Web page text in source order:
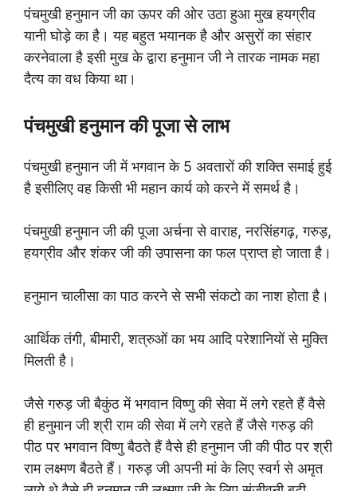
पंचमुखी हनुमान जी का ऊपर की ओर उठा हुआ मुख हयग्रीव
यानी घोड़े का है। यह बहुत भयानक है और असुरों का संहार
करनेवाला है इसी मुख के द्वारा हनुमान जी ने तारक नामक महा
दैत्य का वध किया था।
पंचमुखी हनुमान की पूजा से लाभ
पंचमुखी हनुमान जी में भगवान के 5 अवतारों की शक्ति समाई हुई
है इसीलिए वह किसी भी महान कार्य को करने में समर्थ है।
पंचमुखी हनुमान जी की पूजा अर्चना से वाराह, नरसिंहगढ़, गरुड़,
हयग्रीव और शंकर जी की उपासना का फल प्राप्त हो जाता है।
हनुमान चालीसा का पाठ करने से सभी संकटो का नाश होता है।
आर्थिक तंगी, बीमारी, शत्रुओं का भय आदि परेशानियों से मुक्ति
मिलती है।
जैसे गरुड़ जी बैकुंठ में भगवान विष्णु की सेवा में लगे रहते हैं वैसे
ही हनुमान जी श्री राम की सेवा में लगे रहते हैं जैसे गरुड़ की
पीठ पर भगवान विष्णु बैठते हैं वैसे ही हनुमान जी की पीठ पर श्री
राम लक्ष्मण बैठते हैं। गरुड़ जी अपनी मां के लिए स्वर्ग से अमृत